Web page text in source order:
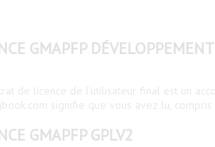
GMAPFP DÉVELOPPEMENT
GMAPFP GPLV2